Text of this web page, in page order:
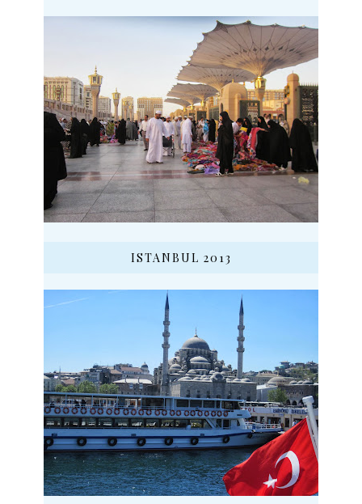
ISTANBUL 2013